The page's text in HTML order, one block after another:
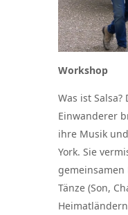
Workshop
Was ist
Einwanderer
ihre Musik
York. Sie
gemeinsamen
Tänze (Son,